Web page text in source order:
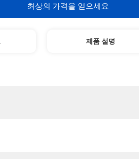
최상의 가격을 얻으세요
제품 설명